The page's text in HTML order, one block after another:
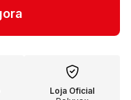
Loja Oficial